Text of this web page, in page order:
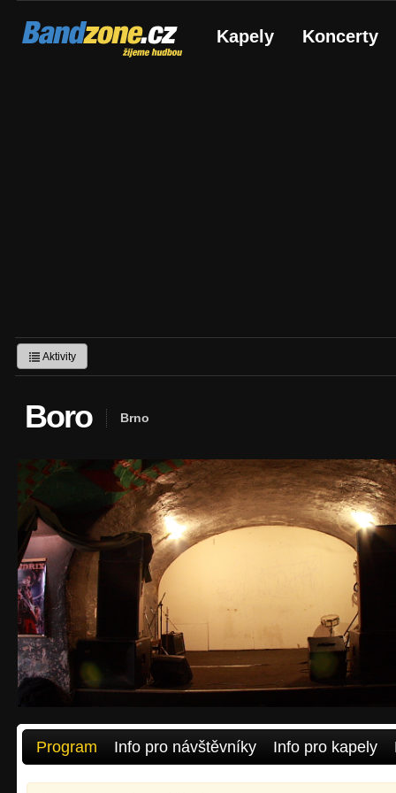
Bandzone.cz
žijeme hudbou Kapely Koncerty
Aktivity
Boro Brno
Program Info pro návštěvníky Info pro kapely